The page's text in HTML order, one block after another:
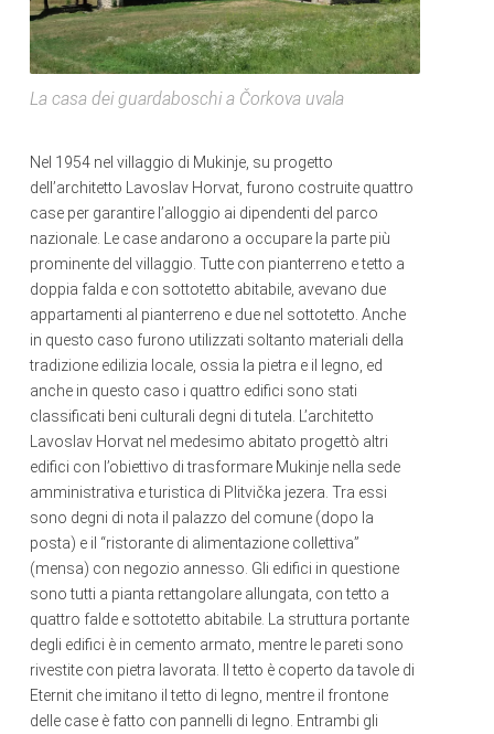
La casa dei guardaboschi a Čorkova uvala
Nel 1954 nel villaggio di Mukinje, su progetto
dell’architetto Lavoslav Horvat, furono costruite quattro
case per garantire l’alloggio ai dipendenti del parco
nazionale. Le case andarono a occupare la parte più
prominente del villaggio. Tutte con pianterreno e tetto a
doppia falda e con sottotetto abitabile, avevano due
appartamenti al pianterreno e due nel sottotetto. Anche
in questo caso furono utilizzati soltanto materiali della
tradizione edilizia locale, ossia la pietra e il legno, ed
anche in questo caso i quattro edifici sono stati
classificati beni culturali degni di tutela. L’architetto
Lavoslav Horvat nel medesimo abitato progettò altri
edifici con l’obiettivo di trasformare Mukinje nella sede
amministrativa e turistica di Plitvička jezera. Tra essi
sono degni di nota il palazzo del comune (dopo la
posta) e il “ristorante di alimentazione collettiva”
(mensa) con negozio annesso. Gli edifici in questione
sono tutti a pianta rettangolare allungata, con tetto a
quattro falde e sottotetto abitabile. La struttura portante
degli edifici è in cemento armato, mentre le pareti sono
rivestite con pietra lavorata. Il tetto è coperto da tavole di
Eternit che imitano il tetto di legno, mentre il frontone
delle case è fatto con pannelli di legno. Entrambi gli